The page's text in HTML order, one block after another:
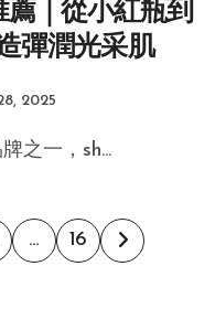
｜從小紅瓶到
彈潤光采肌
2025
牌之一，sh...
… 16